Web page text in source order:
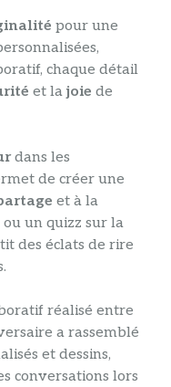
pour une
chaque détail
et la joie de
dans les
de créer une
et à la
un quizz sur la
des éclats de rire
réalisé entre
a rassemblé
et dessins,
conversations lors